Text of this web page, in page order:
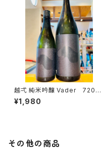
越弌 純米吟醸 Vader 720ml
１本（株式会社越後鶴亀・新潟県
新潟市西蒲区竹野町）
¥1,980
その他の商品